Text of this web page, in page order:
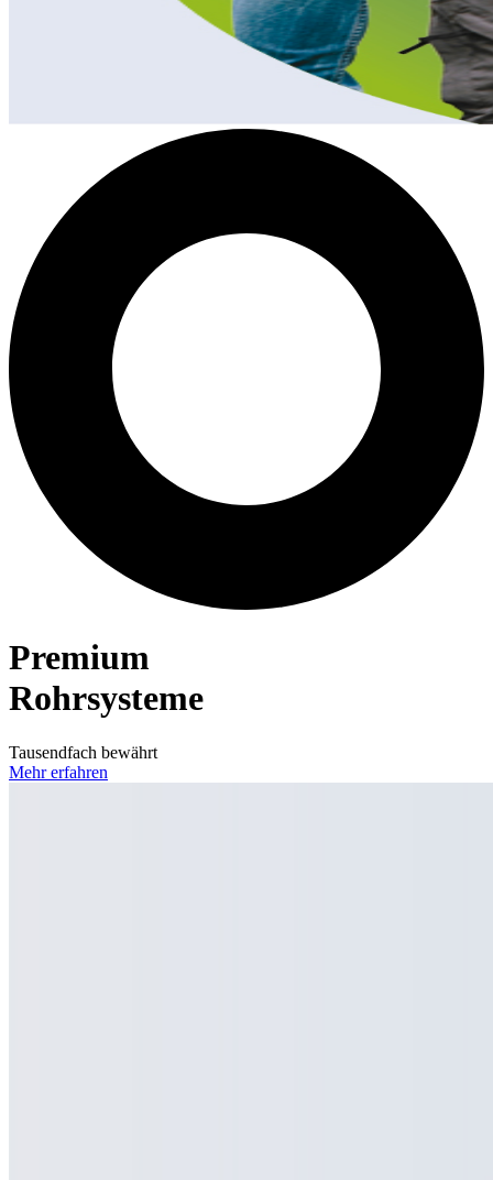
Premium
Rohrsysteme
Tausendfach bewährt
Mehr erfahren